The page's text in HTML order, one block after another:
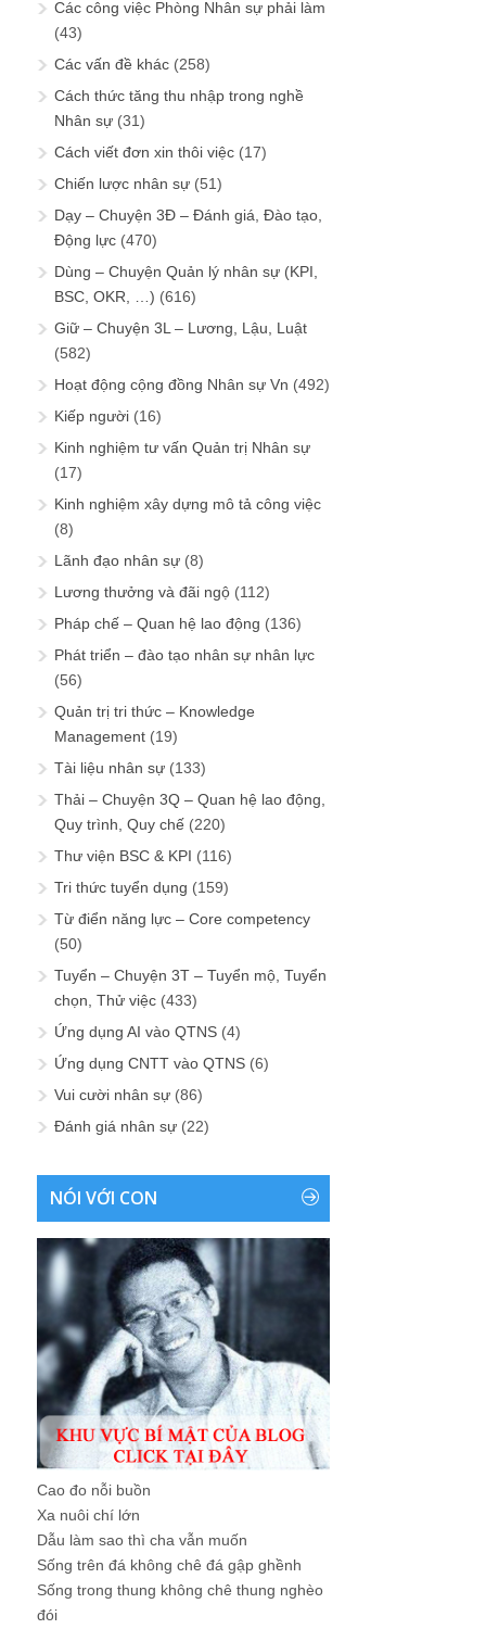
Các công việc Phòng Nhân sự phải làm
(43)
Các vấn đề khác (258)
Cách thức tăng thu nhập trong nghề
Nhân sự (31)
Cách viết đơn xin thôi việc (17)
Chiến lược nhân sự (51)
Dạy – Chuyện 3Đ – Đánh giá, Đào tạo,
Động lực (470)
Dùng – Chuyện Quản lý nhân sự (KPI,
BSC, OKR, …) (616)
Giữ – Chuyện 3L – Lương, Lậu, Luật
(582)
Hoạt động cộng đồng Nhân sự Vn (492)
Kiếp người (16)
Kinh nghiệm tư vấn Quản trị Nhân sự
(17)
Kinh nghiệm xây dựng mô tả công việc
(8)
Lãnh đạo nhân sự (8)
Lương thưởng và đãi ngộ (112)
Pháp chế – Quan hệ lao động (136)
Phát triển – đào tạo nhân sự nhân lực
(56)
Quản trị tri thức – Knowledge
Management (19)
Tài liệu nhân sự (133)
Thải – Chuyện 3Q – Quan hệ lao động,
Quy trình, Quy chế (220)
Thư viện BSC & KPI (116)
Tri thức tuyển dụng (159)
Từ điển năng lực – Core competency
(50)
Tuyển – Chuyện 3T – Tuyển mộ, Tuyển
chọn, Thử việc (433)
Ứng dụng AI vào QTNS (4)
Ứng dụng CNTT vào QTNS (6)
Vui cười nhân sự (86)
Đánh giá nhân sự (22)
NÓI VỚI CON
Cao đo nỗi buồn
Xa nuôi chí lớn
Dẫu làm sao thì cha vẫn muốn
Sống trên đá không chê đá gập ghềnh
Sống trong thung không chê thung nghèo
đói